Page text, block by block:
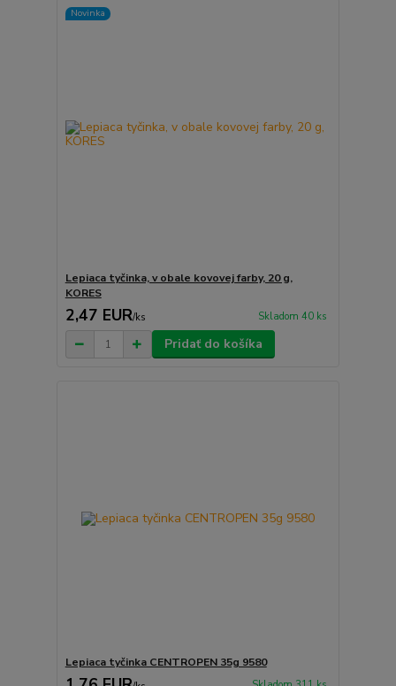
Novinka
Lepiaca tyčinka, v obale kovovej farby, 20 g,
KORES
2,47 EUR/ks Skladom 40 ks
Pridať do košíka
Lepiaca tyčinka CENTROPEN 35g 9580